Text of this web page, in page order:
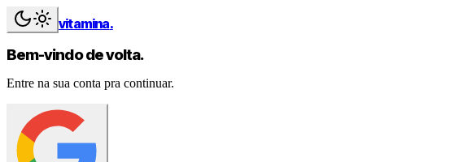
vitamina.
Bem-vindo de volta.
Entre na sua conta pra continuar.